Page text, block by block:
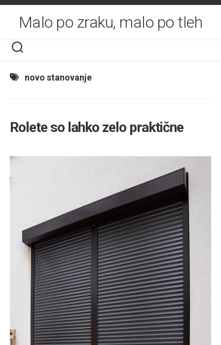
Skip
contentMalo po zraku, malo po tleh
novo stanovanje
Rolete so lahko zelo praktične